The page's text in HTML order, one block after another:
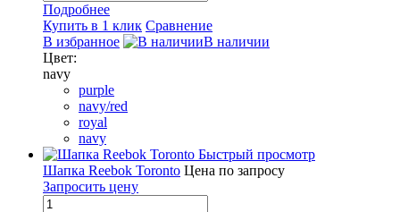
Подробнее
Купить в 1 клик Сравнение
В избранное
В наличии
Цвет:
navy
purple
navy/red
royal
navy
Быстрый просмотр
Шапка Reebok Toronto Цена по запросу
Запросить цену